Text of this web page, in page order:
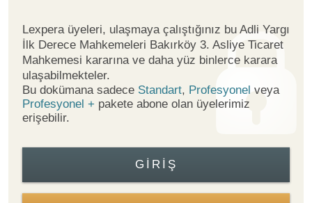
Lexpera üyeleri, ulaşmaya çalıştığınız bu Adli Yargı
İlk Derece Mahkemeleri Bakırköy 3. Asliye Ticaret
Mahkemesi kararına ve daha yüz binlerce karara
ulaşabilmekteler.
Bu dokümana sadece Standart, Profesyonel veya
Profesyonel + pakete abone olan üyelerimiz
erişebilir.
GIRIŞ